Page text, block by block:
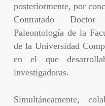
posteriormente, por
Contratado
Paleontología de la
de la Universidad
en el que
investigadoras.
Simultáneamente,